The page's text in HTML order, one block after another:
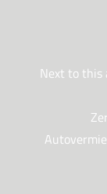
Next to this